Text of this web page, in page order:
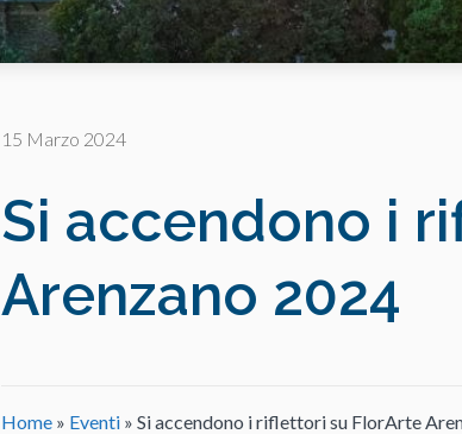
15 Marzo 2024
Si accendono i
Arenzano 2024
Home » Eventi » Si accendono i riflettori su FlorArte